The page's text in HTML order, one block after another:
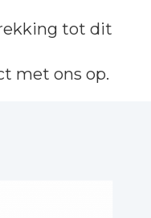
tot dit
met ons op.